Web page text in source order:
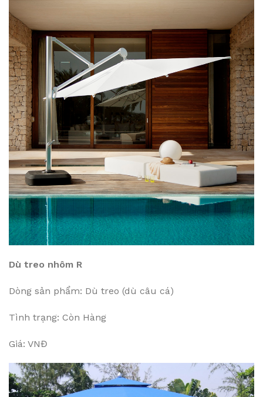
Dù treo nhôm R
Dòng sản phẩm: Dù treo (dù câu cá)
Tình trạng: Còn Hàng
Giá: VNĐ